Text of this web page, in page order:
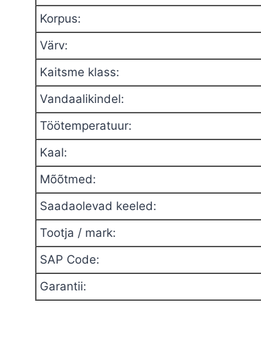
Korpus:
Värv:
Kaitsme klass:
Vandaalikindel:
Töötemperatuur:
Kaal:
Mõõtmed:
Saadaolevad keeled:
Tootja / mark:
SAP Code:
Garantii: